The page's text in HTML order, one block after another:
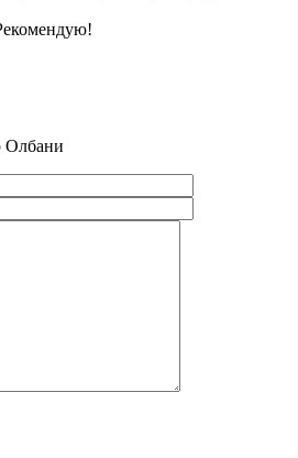
Олбани